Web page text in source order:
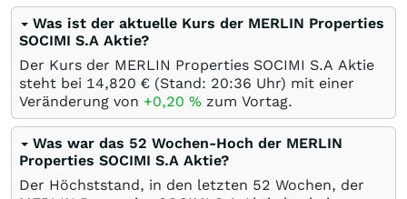
Was ist der aktuelle Kurs der MERLIN Properties
SOCIMI S.A Aktie?
Der Kurs der MERLIN Properties SOCIMI S.A Aktie
steht bei 14,820 € (Stand: 20:36 Uhr) mit einer
Veränderung von +0,20 % zum Vortag.
Was war das 52 Wochen-Hoch der MERLIN
Properties SOCIMI S.A Aktie?
Der Höchststand, in den letzten 52 Wochen, der